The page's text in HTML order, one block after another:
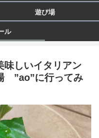
遊び場
ル
味しいイタリアン
”ao”に行ってみ